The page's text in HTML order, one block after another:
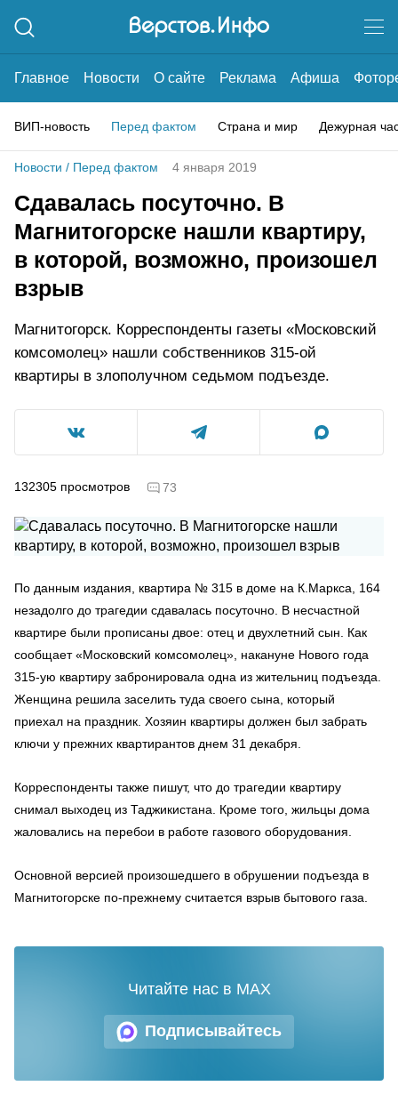
Главное Новости О сайте Реклама Афиша
ВИП-новость Перед фактом Страна и мир Дежурная
Новости / Перед фактом 4 января 2019
Сдавалась посуточно. В
Магнитогорске нашли квартиру,
в которой, возможно, произошел
взрыв
Магнитогорск. Корреспонденты газеты «Московский
комсомолец» нашли собственников 315-ой
квартиры в злополучном седьмом подъезде.
132305 просмотров 73
По данным издания, квартира № 315 в доме на К.Маркса, 164
незадолго до трагедии сдавалась посуточно. В несчастной
квартире были прописаны двое: отец и двухлетний сын. Как
сообщает «Московский комсомолец», накануне Нового года
315-ую квартиру забронировала одна из жительниц подъезда.
Женщина решила заселить туда своего сына, который
приехал на праздник. Хозяин квартиры должен был забрать
ключи у прежних квартирантов днем 31 декабря.
Корреспонденты также пишут, что до трагедии квартиру
снимал выходец из Таджикистана. Кроме того, жильцы дома
жаловались на перебои в работе газового оборудования.
Основной версией произошедшего в обрушении подъезда в
Магнитогорске по-прежнему считается взрыв бытового газа.
Подписывайтесь
Читайте нас в MAX